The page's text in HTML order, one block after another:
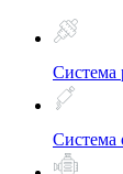
Система
Система